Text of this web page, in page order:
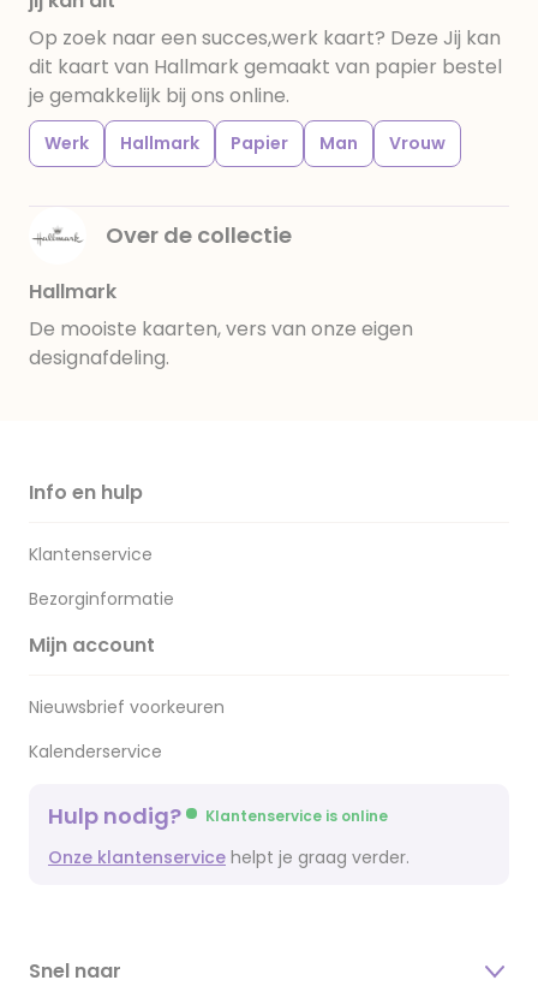
Op zoek naar een succes,werk kaart? Deze Jij kan
dit kaart van Hallmark gemaakt van papier bestel
je gemakkelijk bij ons online.
Werk Hallmark Papier Man Vrouw
Over de collectie
Hallmark
De mooiste kaarten, vers van onze eigen
designafdeling.
Info en hulp
Klantenservice
Bezorginformatie
Mijn account
Nieuwsbrief voorkeuren
Kalenderservice
Hulp nodig? Klantenservice is online
Onze klantenservice helpt je graag verder.
Snel naar